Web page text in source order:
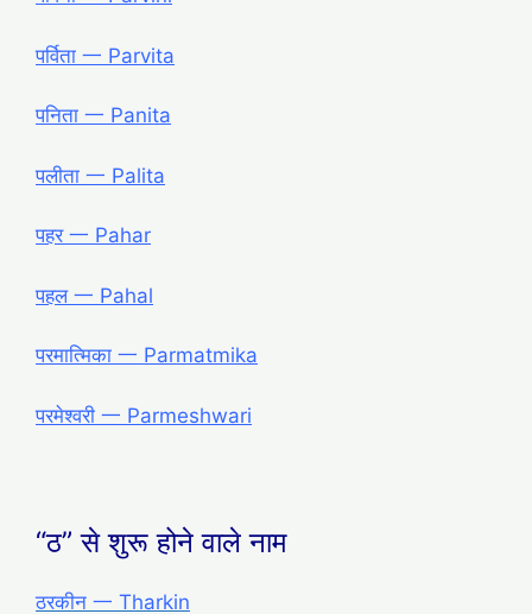
पर्विता 一 Parvita
पनिता 一 Panita
पलीता 一 Palita
पहर 一 Pahar
पहल 一 Pahal
परमात्मिका 一 Parmatmika
परमेश्वरी 一 Parmeshwari
“ठ” से शुरू होने वाले नाम
ठरकीन 一 Tharkin